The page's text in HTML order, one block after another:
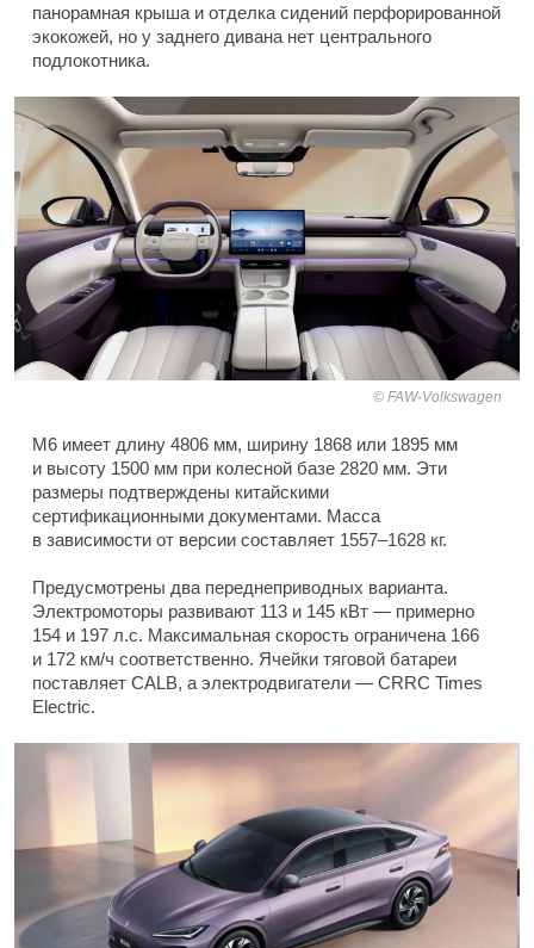
панорамная крыша и отделка сидений перфорированной
экокожей, но у заднего дивана нет центрального
подлокотника.
FAW-Volkswagen
M6 имеет длину 4806 мм, ширину 1868 или 1895 мм
и высоту 1500 мм при колесной базе 2820 мм. Эти
размеры подтверждены китайскими
сертификационными документами. Масса
в зависимости от версии составляет 1557–1628 кг.
Предусмотрены два переднеприводных варианта.
Электромоторы развивают 113 и 145 кВт — примерно
154 и 197 л.с. Максимальная скорость ограничена 166
и 172 км/ч соответственно. Ячейки тяговой батареи
поставляет CALB, а электродвигатели — CRRC Times
Electric.